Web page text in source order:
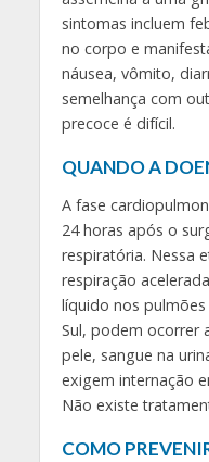
sintomas incluem
no corpo e
náusea, vômito,
semelhança com
precoce é difícil.
QUANDO A
A fase
24 horas após o
respiratória. Nessa
respiração
líquido nos
Sul, podem ocorrer
pele, sangue na
exigem internação
Não existe
COMO